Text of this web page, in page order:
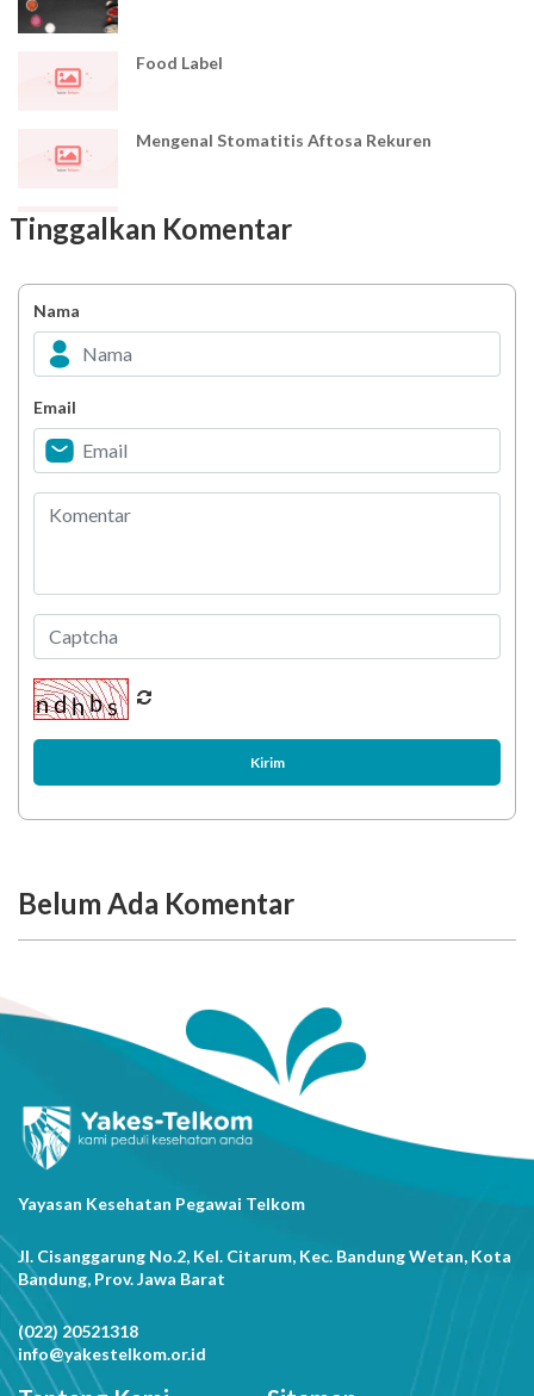
Food Label
Mengenal Stomatitis Aftosa Rekuren
Cara Desinfeksi yang Benar
Infeksi Virus
Tinggalkan Komentar
Nama
Email
Kirim
Belum Ada Komentar
Yayasan Kesehatan Pegawai Telkom
Jl. Cisanggarung No.2, Kel. Citarum, Kec. Bandung Wetan, Kota
Bandung, Prov. Jawa Barat
(022) 20521318
info@yakestelkom.or.id